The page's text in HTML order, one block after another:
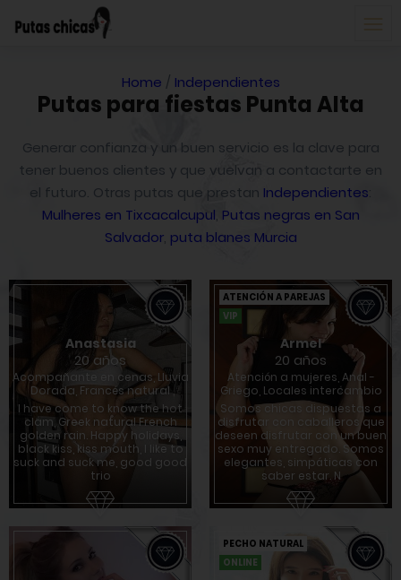
Home / Independientes
Putas para fiestas Punta Alta
Generar confianza y un buen servicio es la clave para
tener buenos clientes y que vuelvan a contactarte en
el futuro. Otras putas que prestan Independientes:
Mulheres en Tixcacalcupul, Putas negras en San
Salvador, puta blanes Murcia
Anastasia
20 años
Acompañante en cenas, Lluvia
Dorada, Francés natural
I have come to know the hot
clam, Greek natural French
golden rain. Happy holidays,
black kiss, kiss mouth, I like to
suck and suck me, good good
trio
VIP
ATENCIÓN A PAREJAS
Armel
20 años
Atención a mujeres, Anal -
Griego, Locales intercambio
Somos chicas dispuestas a
disfrutar con caballeros que
deseen disfrutar con un buen
sexo muy entregado. Somos
elegantes, simpáticas con
saber estar. N
ONLINE
PECHO NATURAL